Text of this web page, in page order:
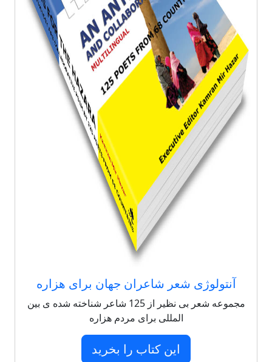
آنتولوژی شعر شاعران جهان برای هزاره
مجموعه شعر بی نظیر از 125 شاعر شناخته شده ی بین
المللی برای مردم هزاره
این کتاب را بخرید